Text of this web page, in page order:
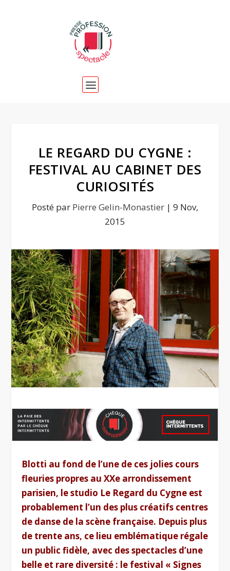
LE REGARD DU CYGNE :
FESTIVAL AU CABINET DES
CURIOSITÉS
Posté par Pierre Gelin-Monastier | 9 Nov,
2015
Blotti au fond de l’une de ces jolies cours
fleuries propres au XXe arrondissement
parisien, le studio Le Regard du Cygne est
probablement l’un des plus créatifs centres
de danse de la scène française. Depuis plus
de trente ans, ce lieu emblématique régale
un public fidèle, avec des spectacles d’une
belle et rare diversité : le festival « Signes